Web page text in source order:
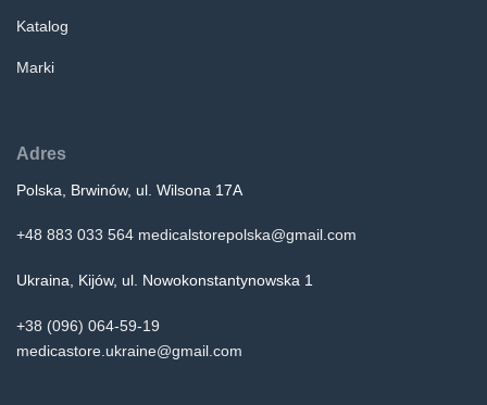
Katalog
Marki
Adres
Polska, Brwinów, ul. Wilsona 17A
+48 883 033 564 medicalstorepolska@gmail.com
Ukraina, Kijów, ul. Nowokonstantynowska 1
+38 (096) 064-59-19
medicastore.ukraine@gmail.com